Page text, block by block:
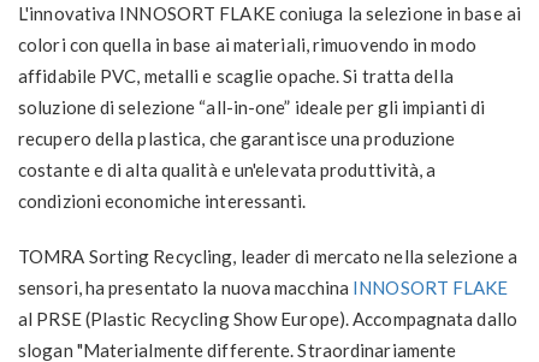
L'innovativa INNOSORT FLAKE coniuga la selezione in base ai
colori con quella in base ai materiali, rimuovendo in modo
affidabile PVC, metalli e scaglie opache. Si tratta della
soluzione di selezione “all-in-one” ideale per gli impianti di
recupero della plastica, che garantisce una produzione
costante e di alta qualità e un'elevata produttività, a
condizioni economiche interessanti.
TOMRA Sorting Recycling, leader di mercato nella selezione a
sensori, ha presentato la nuova macchina INNOSORT FLAKE
al PRSE (Plastic Recycling Show Europe). Accompagnata dallo
slogan "Materialmente differente. Straordinariamente